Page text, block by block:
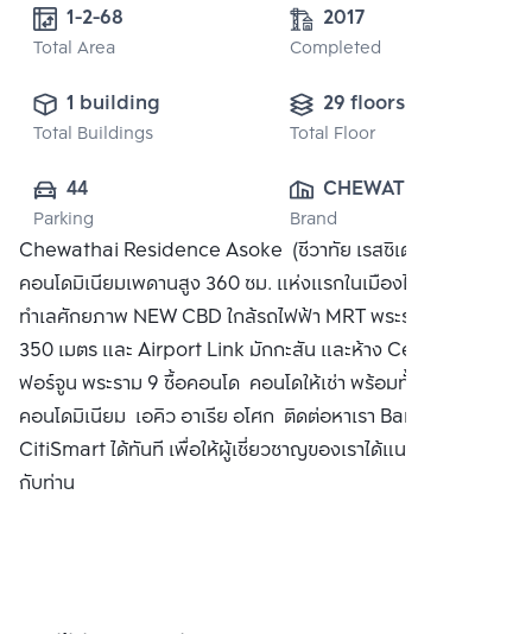
1-2-68
Total Area
2017
Completed
1 building
Total Buildings
29 floors
Total Floor
44
Parking
CHEWATHAI
PUBLIC CO.,
LTD.
Brand
Chewathai Residence Asoke (ชีวาทัย เรสซิเดนซ์ อโศก)
คอนโดมิเนียมเพดานสูง 360 ซม. แห่งแรกในเมืองไทย ตั้งอยู่บน
ทำเลศักยภาพ NEW CBD ใกล้รถไฟฟ้า MRT พระราม 9 เพียง
350 เมตร และ Airport Link มักกะสัน และห้าง Central , ห้าง
ฟอร์จูน พระราม 9 ซื้อคอนโด คอนโดให้เช่า พร้อมทั้งฝากขาย
คอนโดมิเนียม เอคิว อาเรีย อโศก ติดต่อหาเรา Bangkok
CitiSmart ได้ทันที เพื่อให้ผู้เชี่ยวชาญของเราได้แนะนำคอนโดให้
กับท่าน